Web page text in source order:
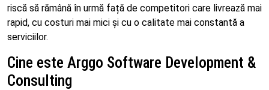
riscă să rămână în urmă față de competitori care livrează mai
rapid, cu costuri mai mici și cu o calitate mai constantă a
serviciilor.
Cine este Arggo Software Development &
Consulting